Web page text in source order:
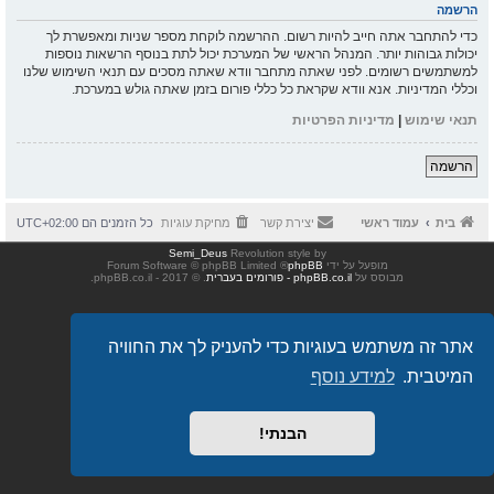
אתר זה משתמש בעוגיות כדי להעניק לך את החוויה
המיטבית. למידע נוסף
הבנתי!
הרשמה
כדי להתחבר אתה חייב להיות רשום. ההרשמה לוקחת מספר שניות ומאפשרת לך
יכולות גבוהות יותר. המנהל הראשי של המערכת יכול לתת בנוסף הרשאות נוספות
למשתמשים רשומים. לפני שאתה מתחבר וודא שאתה מסכים עם תנאי השימוש שלנו
וכללי המדיניות. אנא וודא שקראת כל כללי פורום בזמן שאתה גולש במערכת.
תנאי שימוש | מדיניות הפרטיות
הרשמה
בית עמוד ראשי כל הזמנים הם UTC+02:00 מחיקת עוגיות יצירת קשר
Revolution style by
Semi_Deus
מופעל על ידי phpBB
® Forum Software © phpBB Limited
מבוסס על phpBB.co.il - פורומים בעברית . © 2017 - phpBB.co.il.